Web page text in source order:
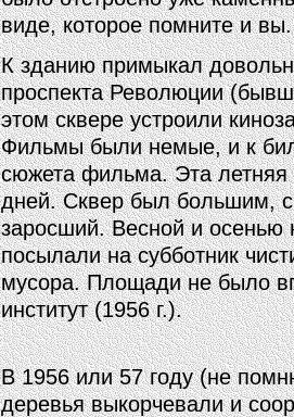
виде, которое помните и вы.
К зданию примыкал
проспекта Революции
этом сквере устроили
Фильмы были немые, и к
сюжета фильма. Эта
дней. Сквер был большим,
заросший. Весной и
посылали на субботник
мусора. Площади не было
институт (1956 г.).
В 1956 или 57 году (не
деревья выкорчевали и